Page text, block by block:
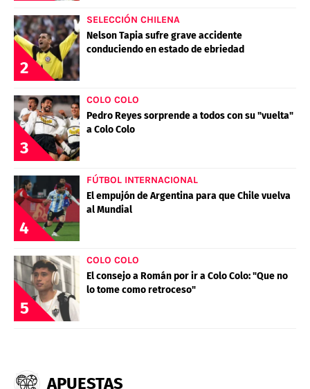
2
SELECCIÓN CHILENA
Nelson Tapia sufre grave accidente
conduciendo en estado de ebriedad
3
COLO COLO
Pedro Reyes sorprende a todos con su "vuelta"
a Colo Colo
4
FÚTBOL INTERNACIONAL
El empujón de Argentina para que Chile vuelva
al Mundial
5
COLO COLO
El consejo a Román por ir a Colo Colo: "Que no
lo tome como retroceso"
APUESTAS